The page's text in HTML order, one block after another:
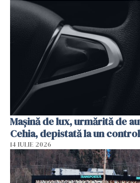
Mașină de lux, urmărită de
Cehia, depistată la un
14 IULIE 2026